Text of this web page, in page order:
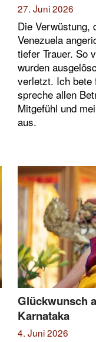
27. Juni 2026
Die Verwüstung,
Venezuela
tiefer Trauer. So
wurden
verletzt. Ich bete
spreche allen
Mitgefühl und
aus.
Glückwunsch
Karnataka
4. Juni 2026